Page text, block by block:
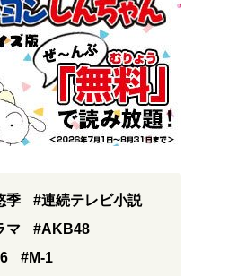
季
#連続テレビ小説
マ
#AKB48
#M-1